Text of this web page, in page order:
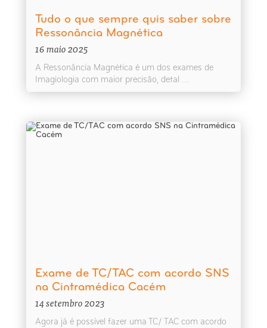
Tudo o que sempre quis saber sobre
Ressonância Magnética
16 maio 2025
A Ressonância Magnética é um dos exames de
Imagiologia com maior precisão, detal ...
Exame de TC/TAC com acordo SNS
na Cintramédica Cacém
14 setembro 2023
Agora já é possível fazer uma TC/ TAC com acordo